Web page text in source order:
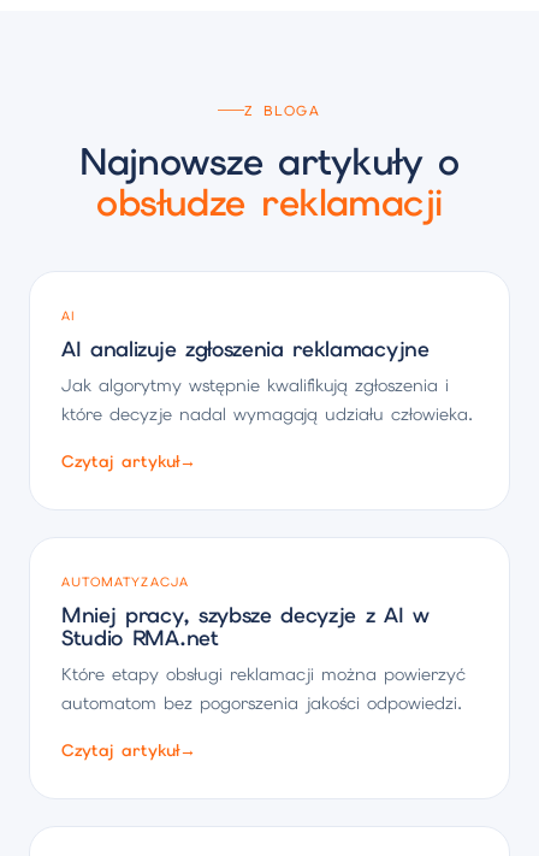
Z BLOGA
Najnowsze artykuły o
obsłudze reklamacji
AI
AI analizuje zgłoszenia reklamacyjne
Jak algorytmy wstępnie kwalifikują zgłoszenia i
które decyzje nadal wymagają udziału człowieka.
Czytaj artykuł→
AUTOMATYZACJA
Mniej pracy, szybsze decyzje z AI w
Studio RMA.net
Które etapy obsługi reklamacji można powierzyć
automatom bez pogorszenia jakości odpowiedzi.
Czytaj artykuł→